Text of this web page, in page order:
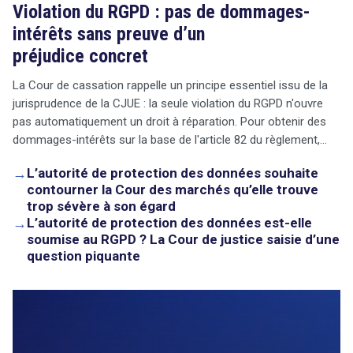
Violation du RGPD : pas de dommages-
intérêts sans preuve d’un
préjudice concret
La Cour de cassation rappelle un principe essentiel issu de la
jurisprudence de la CJUE : la seule violation du RGPD n'ouvre
pas automatiquement un droit à réparation. Pour obtenir des
dommages-intérêts sur la base de l'article 82 du règlement,…
→ L’autorité de protection des données souhaite
contourner la Cour des marchés qu’elle trouve
trop sévère à son égard
→ L’autorité de protection des données est-elle
soumise au RGPD ? La Cour de justice saisie d’une
question piquante